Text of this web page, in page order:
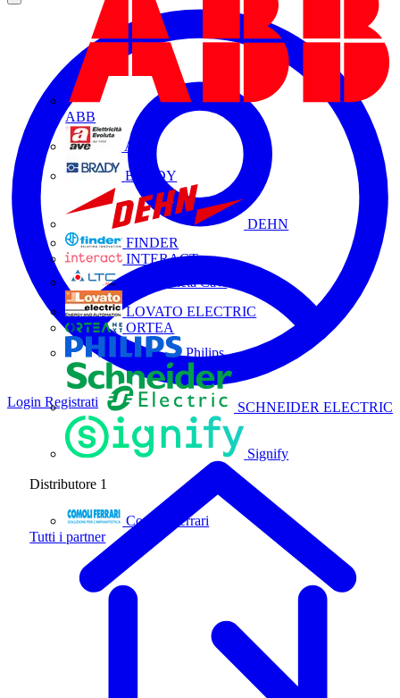
ABB
AVE
BRADY
DEHN
FINDER
INTERACT
La Triveneta Cavi
LOVATO ELECTRIC
ORTEA
Philips
SCHNEIDER ELECTRIC
Signify
Distributore 1
Comoli Ferrari
Tutti i partner
Login Registrati